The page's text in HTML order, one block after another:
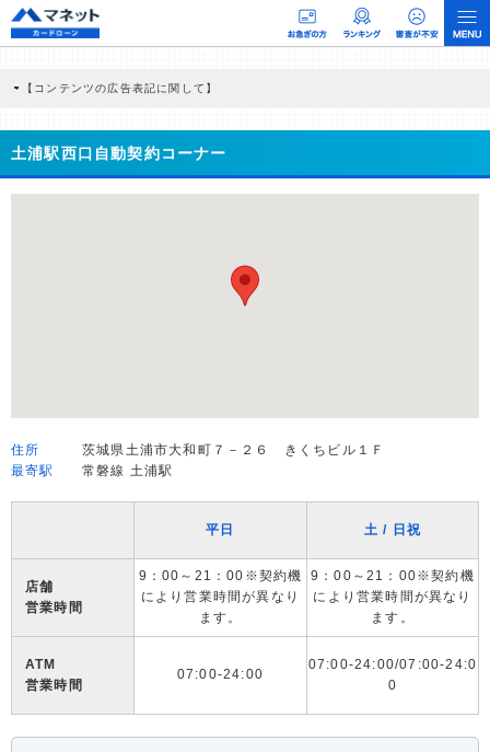
【コンテンツの広告表記に関して】
商品を根拠なくPRするものではなく、当編集部の調査／ユーザーへの口コミ収集な
どに基づき、公平性を担保した情報提供を行っています。
>提携企業一覧
土浦駅西口自動契約コーナー
住所
茨城県土浦市大和町７－２６ きくちビル１Ｆ
最寄駅
常磐線 土浦駅
平日 土 / 日祝
店舗
営業時間
9：00～21：00※契約機
により営業時間が異なり
ます。
9：00～21：00※契約機
により営業時間が異なり
ます。
ATM
営業時間
07:00-24:00
07:00-24:00/07:00-24:0
0